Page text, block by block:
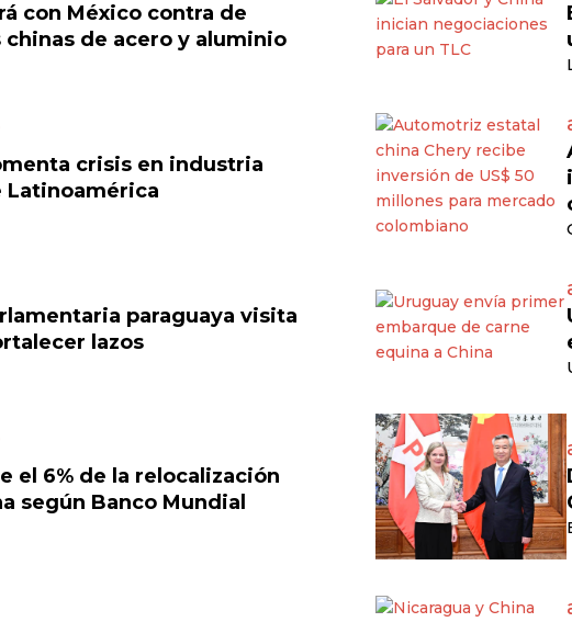
con México contra de
de acero y aluminio
crisis en industria
paraguaya visita
lazos
el 6% de la relocalización
según Banco Mundial